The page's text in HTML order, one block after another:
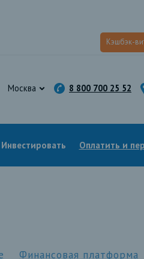
Кэшбэк-
Москва 8 800 700 25 52
Инвестировать Оплатить и
Финансовая платформа